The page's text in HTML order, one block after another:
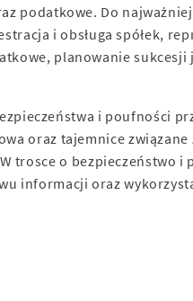
podatkowe. Do
i obsługa spółek,
planowanie sukcesji
i poufności
oraz tajemnice związane
trosce o bezpieczeństwo i
informacji oraz